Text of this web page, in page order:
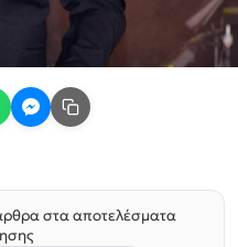
στα αποτελέσματα